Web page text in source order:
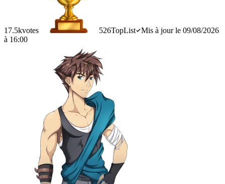
17.5kvotes 526TopList
Mis à jour le 09/08/2026
à 16:00